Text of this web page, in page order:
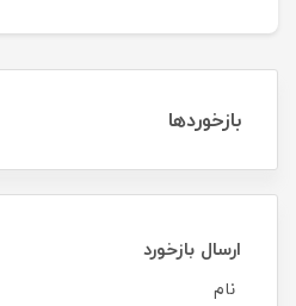
بازخوردها
ارسال بازخورد
نام